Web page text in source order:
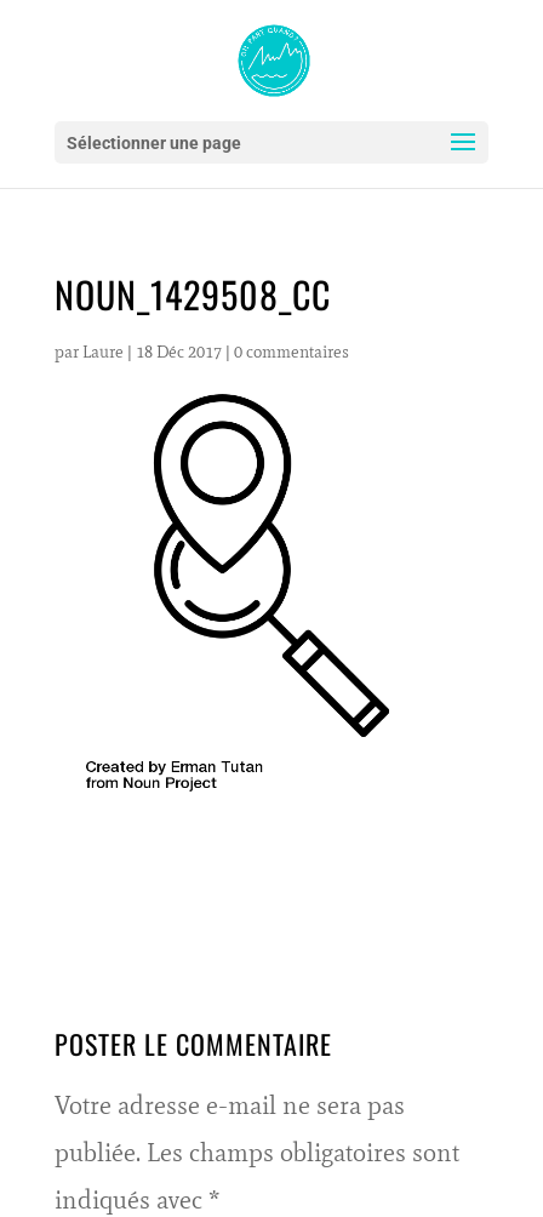
Sélectionner une page
NOUN_1429508_CC
par Laure | 18 Déc 2017| 0 commentaires
POSTER LE COMMENTAIRE
Votre adresse e-mail ne sera pas
publiée. Les champs obligatoires sont
indiqués avec *